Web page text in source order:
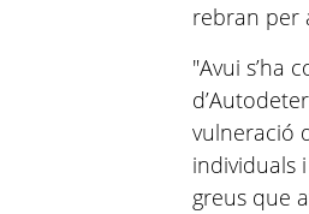
rebran per
"Avui s’ha
vulneració
individuals
greus que